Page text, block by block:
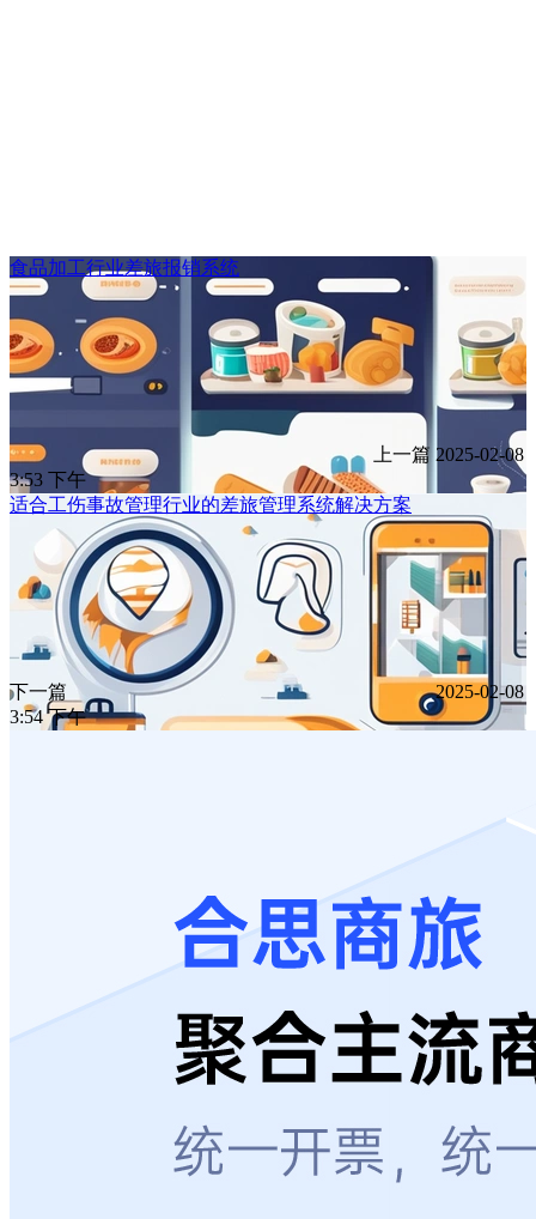
食品加工行业差旅报销系统
上一篇 2025-02-08
3:53 下午
适合工伤事故管理行业的差旅管理系统解决方案
下一篇
2025-02-08
3:54 下午